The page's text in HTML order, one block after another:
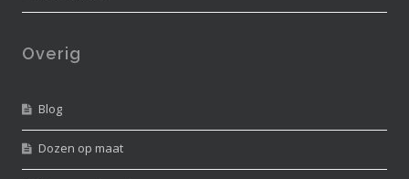
Overig
Blog
Dozen op maat